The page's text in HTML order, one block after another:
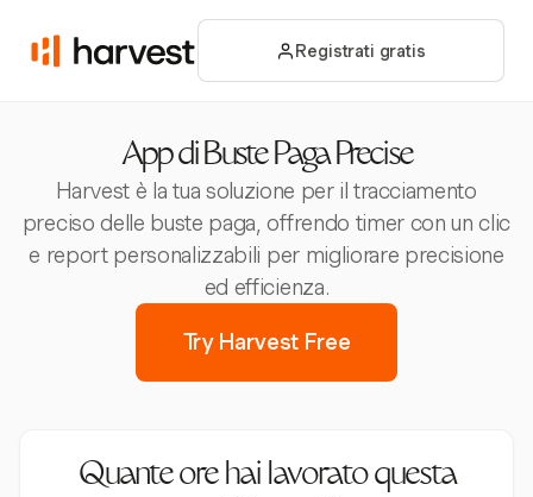
Registrati gratis
App di Buste Paga Precise
Harvest è la tua soluzione per il tracciamento
preciso delle buste paga, offrendo timer con un clic
e report personalizzabili per migliorare precisione
ed efficienza.
Try Harvest Free
Quante ore hai lavorato questa